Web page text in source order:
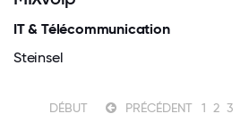
IT & Télécommunication
Steinsel
DÉBUT PRÉCÉDENT 1 2 3